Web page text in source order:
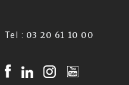
Tel : 03 20 61 10 00